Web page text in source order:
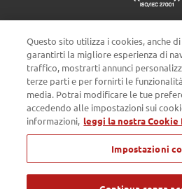
Impostazioni
Privacy policy Cookie
Passepartout s.p.a. - Società a socio
Consiglio dei Sessanta 99, 47891
- Tel. 0549 978011 - Numero Verde
Economico SM03473 - Iscrizione
Questo sito utilizza i cookies, anche
garantirti la migliore esperienza di
traffico, mostrarti annunci
terze parti e per fornirti le
media. Potrai modificare le tue
accedendo alle impostazioni sui
informazioni, leggi la nostra Cookie
Impostazioni